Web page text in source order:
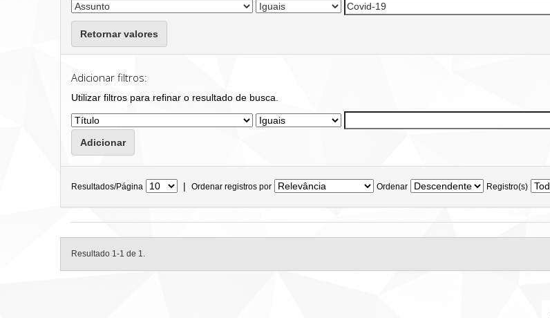
Retornar valores
Adicionar filtros:
Utilizar filtros para refinar o resultado de busca.
Resultados/Página | Ordenar registros por Ordenar Registro(s)
Resultado 1-1 de 1.